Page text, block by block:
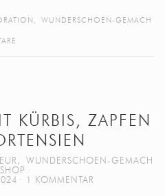
, WUNDERSCHOEN-GEMACH
KÜRBIS, ZAPFEN
,
WUNDERSCHOEN-GEMACH
SHOP
1 KOMMENTAR